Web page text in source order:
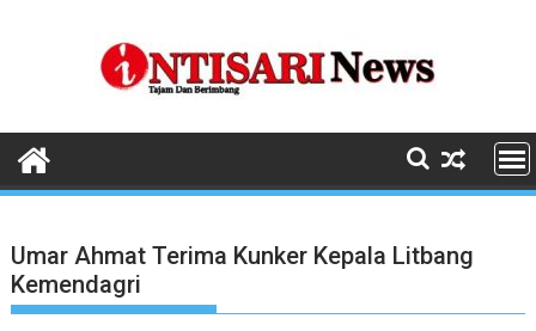
Umar Ahmat Terima Kunker Kepala Litbang
Kemendagri